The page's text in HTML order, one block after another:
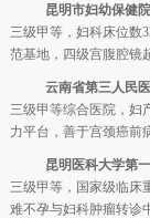
昆明市妇幼保健院
三级甲等，妇科床位数
范基地，四级宫腹腔镜
云南省第三人民
三级甲等综合医院，妇
力平台，善于宫颈癌前
昆明医科大学第
三级甲等，国家级临床
难不孕与妇科肿瘤转诊